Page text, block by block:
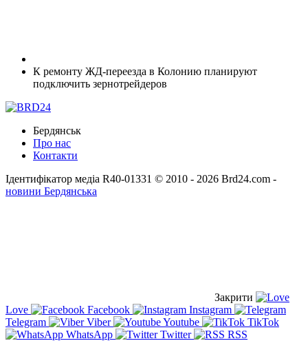
К ремонту ЖД-переезда в Колонию планируют
подключить зернотрейдеров
Бердянськ
Про нас
Контакти
Ідентифікатор медіа R40-01331 © 2010 - 2026 Brd24.com -
новини Бердянська
Закрити
Love
Facebook
Instagram
Telegram
Viber Youtube
TikTok
WhatsApp
Twitter RSS